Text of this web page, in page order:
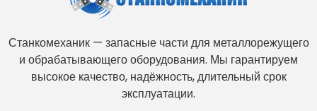
Станкомеханик — запасные части для металлорежущего
и обрабатывающего оборудования. Мы гарантируем
высокое качество, надёжность, длительный срок
эксплуатации.